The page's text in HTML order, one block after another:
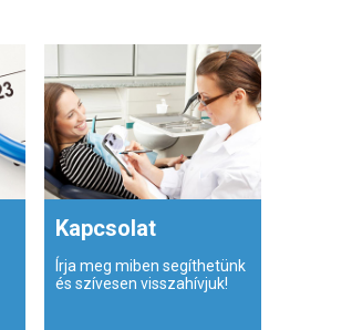
Kapcsolat
Írja meg miben segíthetünk
és szívesen visszahívjuk!